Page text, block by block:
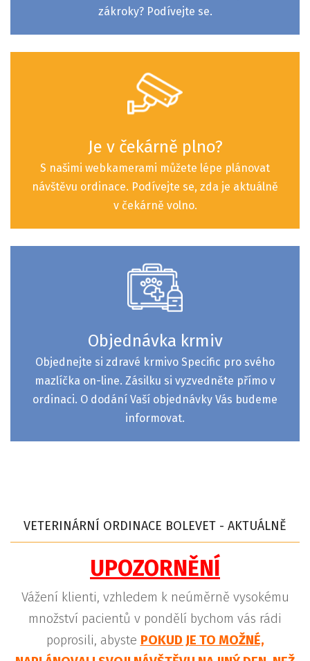
zákroky? Podívejte se.
Je v čekárně plno?
S našimi webkamerami můžete lépe plánovat
návštěvu ordinace. Podívejte se, zda je aktuálně
v čekárně volno.
Objednávka krmiv
Objednejte si zdravé krmivo Specific pro svého
mazlíčka on-line. Zásilku si vyzvedněte přímo v
ordinaci. O dodání Vaší objednávky Vás budeme
informovat.
VETERINÁRNÍ ORDINACE BOLEVET - AKTUÁLNĚ
UPOZORNĚNÍ
Vážení klienti, vzhledem k neúměrně vysokému
množství pacientů v pondělí bychom vás rádi
poprosili, abyste POKUD JE TO MOŽNÉ,